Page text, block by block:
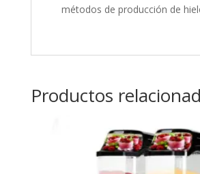
métodos de producción de
Productos